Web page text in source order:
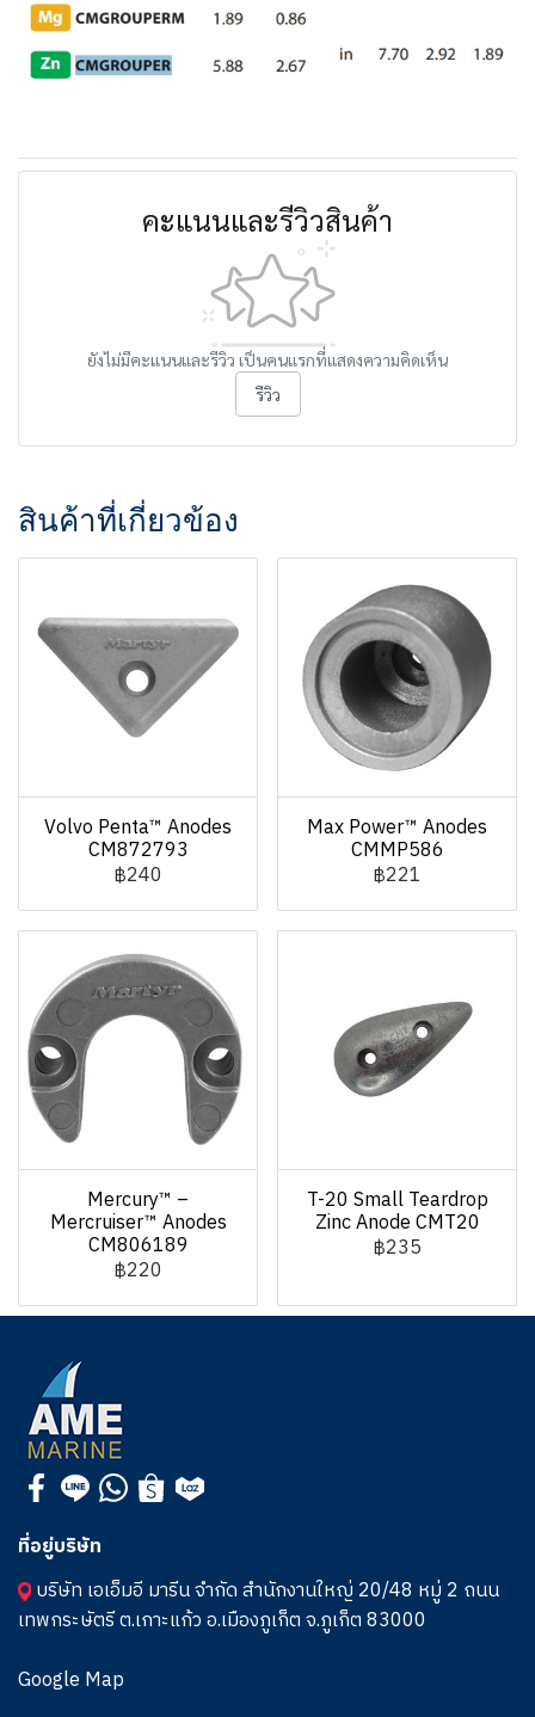
คะแนนและรีวิวสินค้า
ยังไม่มีคะแนนและรีวิว เป็นคนแรกที่แสดงความคิดเห็น
รีวิว
สินค้าที่เกี่ยวข้อง
Volvo Penta™ Anodes
CM872793
฿240
Max Power™ Anodes
CMMP586
฿221
Mercury™ –
Mercruiser™ Anodes
CM806189
฿220
T-20 Small Teardrop
Zinc Anode CMT20
฿235
ที่อยู่บริษัท
บริษัท เอเอ็มอี มารีน จำกัด สำนักงานใหญ่ 20/48 หมู่ 2 ถนน
เทพกระษัตรี ต.เกาะแก้ว อ.เมืองภูเก็ต จ.ภูเก็ต 83000
Google Map